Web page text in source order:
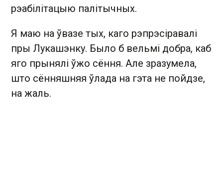
рэабілітацыю палітычных.
Я маю на ўвазе тых, каго рэпрэсіравалі
пры Лукашэнку. Было б вельмі добра, каб
яго прынялі ўжо сёння. Але зразумела,
што сённяшняя ўлада на гэта не пойдзе,
на жаль.